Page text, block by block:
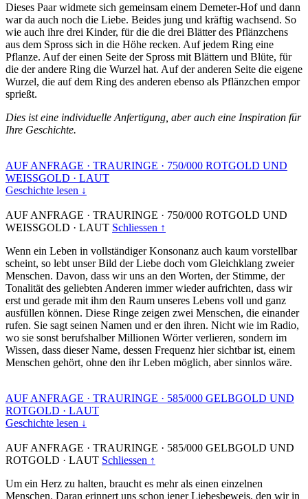
Dieses Paar widmete sich gemeinsam einem Demeter-Hof und dann
war da auch noch die Liebe. Beides jung und kräftig wachsend. So
wie auch ihre drei Kinder, für die die drei Blätter des Pflänzchens
aus dem Spross sich in die Höhe recken. Auf jedem Ring eine
Pflanze. Auf der einen Seite der Spross mit Blättern und Blüte, für
die der andere Ring die Wurzel hat. Auf der anderen Seite die eigene
Wurzel, die auf dem Ring des anderen ebenso als Pflänzchen empor
sprießt.
Dies ist eine individuelle Anfertigung, aber auch eine Inspiration für
Ihre Geschichte.
AUF ANFRAGE · TRAURINGE · 750/000 ROTGOLD UND
WEISSGOLD · LAUT
Geschichte lesen ↓
AUF ANFRAGE · TRAURINGE · 750/000 ROTGOLD UND
WEISSGOLD · LAUT Schliessen ↑
Wenn ein Leben in vollständiger Konsonanz auch kaum vorstellbar
scheint, so lebt unser Bild der Liebe doch vom Gleichklang zweier
Menschen. Davon, dass wir uns an den Worten, der Stimme, der
Tonalität des geliebten Anderen immer wieder aufrichten, dass wir
erst und gerade mit ihm den Raum unseres Lebens voll und ganz
ausfüllen können. Diese Ringe zeigen zwei Menschen, die einander
rufen. Sie sagt seinen Namen und er den ihren. Nicht wie im Radio,
wo sie sonst berufshalber Millionen Wörter verlieren, sondern im
Wissen, dass dieser Name, dessen Frequenz hier sichtbar ist, einem
Menschen gehört, ohne den ihr Leben möglich, aber sinnlos wäre.
AUF ANFRAGE · TRAURINGE · 585/000 GELBGOLD UND
ROTGOLD · LAUT
Geschichte lesen ↓
AUF ANFRAGE · TRAURINGE · 585/000 GELBGOLD UND
ROTGOLD · LAUT Schliessen ↑
Um ein Herz zu halten, braucht es mehr als einen einzelnen
Menschen. Daran erinnert uns schon jener Liebesbeweis, den wir in